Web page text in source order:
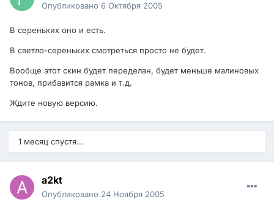
Опубликовано 6 Октября 2005
В сереньких оно и есть.
В светло-сереньких смотреться просто не будет.
Вообще этот скин будет переделан, будет меньше малиновых
тонов, прибавится рамка и т.д.
Ждите новую версию.
1 месяц спустя...
a2kt
Опубликовано 24 Ноября 2005